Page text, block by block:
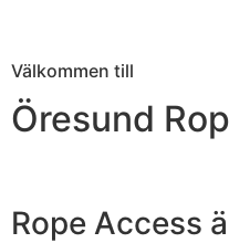
Välkommen till
Öresund
Rope Access